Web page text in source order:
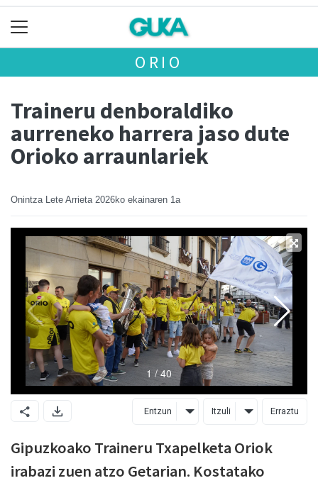
ORIO
Traineru denboraldiko
aurreneko harrera jaso dute
Orioko arraunlariek
Onintza Lete Arrieta 2026ko ekainaren 1a
Entzun Itzuli Erraztu
Gipuzkoako Traineru Txapelketa Oriok
irabazi zuen atzo Getarian. Kostatako